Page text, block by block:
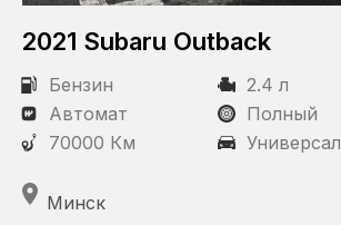
2021 Subaru Outback
Бензин
2.4 л
Автомат
Полный
70000 Км
Универсал
Минск